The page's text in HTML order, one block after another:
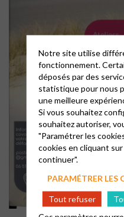
Notre site utilise
fonctionnement.
déposés par des
statistique pour nous
une meilleure
Si vous souhaitez
souhaitez autoriser,
"Paramétrer les
cookies en cliquant
continuer".
PARAMÉTRER LES
Tout refuser